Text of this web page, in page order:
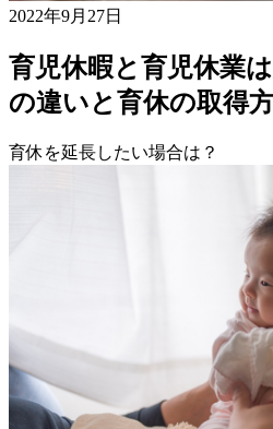
2022年9月27日
育児休暇と育児休業
の違いと育休の取得
育休を延長したい場合は？